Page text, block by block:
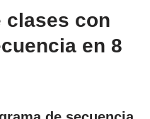
clases con
en 8